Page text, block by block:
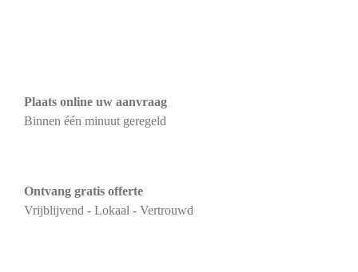
Plaats online uw aanvraag
Binnen één minuut geregeld
Ontvang gratis offerte
Vrijblijvend - Lokaal - Vertrouwd